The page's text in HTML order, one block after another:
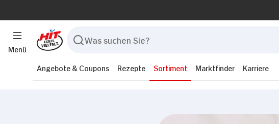
Menü
Angebote & Coupons Rezepte Sortiment Marktfinder Karriere